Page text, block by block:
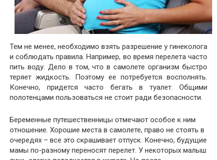
Тем не менее, необходимо взять разрешение у гинеколога
и соблюдать правила. Например, во время перелета часто
пить воду. Дело в том, что в самолете организм быстро
теряет жидкость. Поэтому ее потребуется восполнять.
Конечно, придется часто бегать в туалет. Общими
полотенцами пользоваться не стоит ради безопасности.
Беременные путешественницы отмечают особое к ним
отношение. Хорошие места в самолете, право не стоять в
очередях – все это скрашивает отпуск. Конечно, будущие
мамы по-разному переносят перелет. У некоторых малыш